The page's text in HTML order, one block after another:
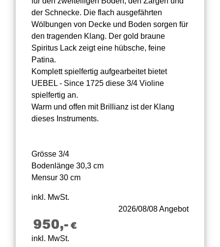
der Schnecke. Die flach ausgefährten
Wölbungen von Decke und Boden sorgen für
den tragenden Klang. Der gold braune
Spiritus Lack zeigt eine hübsche, feine
Patina.
Komplett spielfertig aufgearbeitet bietet
UEBEL - Since 1725 diese 3/4 Violine
spielfertig an.
Warm und offen mit Brillianz ist der Klang
dieses Instruments.
Grösse 3/4
Bodenlänge 30,3 cm
Mensur 30 cm
inkl. MwSt.
2026/08/08 Angebot
inkl. MwSt.